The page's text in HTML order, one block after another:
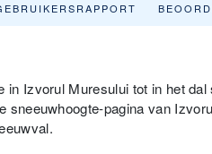
Izvorul Muresului tot in het
pagina van